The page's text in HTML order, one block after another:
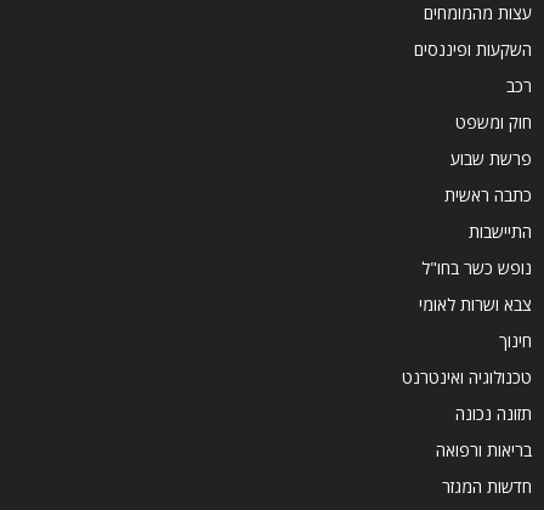
עצות מהמומחים
השקעות ופיננסים
רכב
חוק ומשפט
פרשת שבוע
כתבה ראשית
התיישבות
נופש כשר בחו"ל
צבא ושרות לאומי
חינוך
טכנולוגיה ואינטרנט
תזונה נכונה
בריאות ורפואה
חדשות המגזר